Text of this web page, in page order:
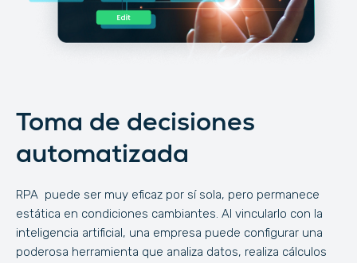
Toma de decisiones
automatizada
RPA puede ser muy eficaz por sí sola, pero permanece
estática en condiciones cambiantes. Al vincularlo con la
inteligencia artificial, una empresa puede configurar una
poderosa herramienta que analiza datos, realiza cálculos